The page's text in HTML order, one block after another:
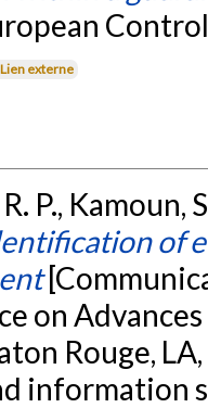
Lien externe
P., Kamoun,
of
on
Rouge,
information